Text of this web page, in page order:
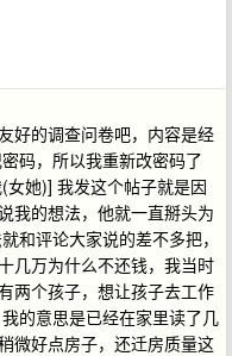
好的调查问卷吧，内容是经
码，所以我重新改密码了
她)] 我发这个帖子就是因
我的想法，他就一直掰头为
和评论大家说的差不多把，
几万为什么不还钱，我当时
两个孩子，想让孩子去工作
的意思是已经在家里读了几
微好点房子，还迁房质量这